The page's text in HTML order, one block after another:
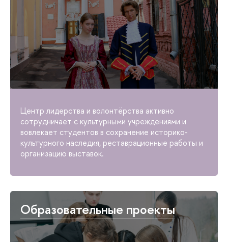
Центр лидерства и волонтёрства активно
сотрудничает с культурными учреждениями и
вовлекает студентов в сохранение историко-
культурного наследия, реставрационные работы и
организацию выставок.
Образовательные проекты